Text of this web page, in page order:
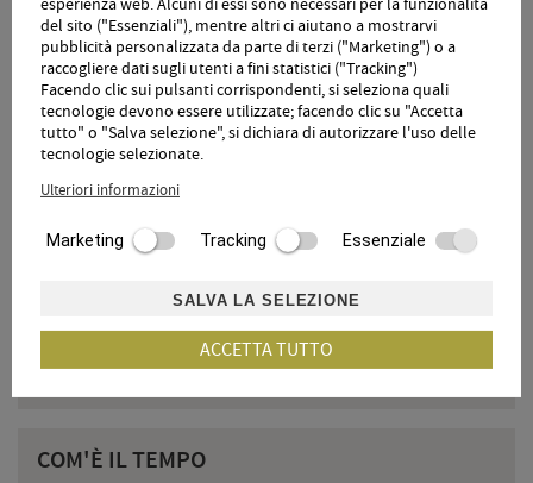
LA NOSTRA CARTELLA OSPITI DIGITALE
Nella nostra cartella ospiti digitale troverete tutto ciò che
riguarda la vostra vacanza all'Hotel Örtlerhof.
Clicca qui per andare al tour 360 °
COM'È IL TEMPO
del sito ("Essenziali"), mentre altri ci aiutano a mostrarvi
pubblicità personalizzata da parte di terzi ("Marketing") o a
raccogliere dati sugli utenti a fini statistici ("Tracking")
Facendo clic sui pulsanti corrispondenti, si seleziona quali
tecnologie devono essere utilizzate; facendo clic su "Accetta
tutto" o "Salva selezione", si dichiara di autorizzare l'uso delle
tecnologie selezionate.
Ulteriori informazioni
Marketing Tracking Essenziale
SALVA LA SELEZIONE
ACCETTA TUTTO